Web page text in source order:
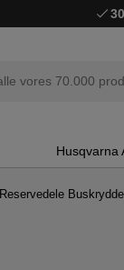
Husqvarna
Reservedele